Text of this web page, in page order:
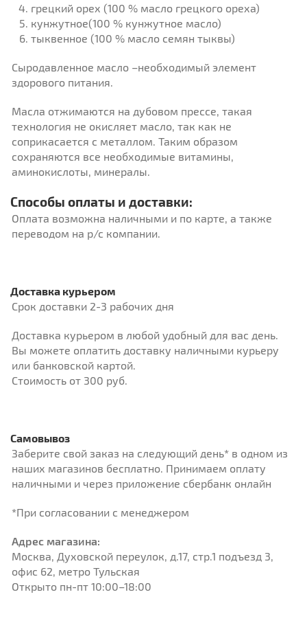
грецкий орех (100 % масло грецкого ореха)
кунжутное(100 % кунжутное масло)
тыквенное (100 % масло семян тыквы)
Сыродавленное масло –необходимый элемент
здорового питания.
Масла отжимаются на дубовом прессе, такая
технология не окисляет масло, так как не
соприкасается с металлом. Таким образом
сохраняются все необходимые витамины,
аминокислоты, минералы.
Способы оплаты и доставки:
Оплата возможна наличными и по карте, а также
переводом на р/с компании.
Доставка курьером
Срок доставки 2-3 рабочих дня
Доставка курьером в любой удобный для вас день.
Вы можете оплатить доставку наличными курьеру
или банковской картой.
Стоимость от 300 руб.
Самовывоз
Заберите свой заказ на следующий день* в одном из
наших магазинов бесплатно. Принимаем оплату
наличными и через приложение сбербанк онлайн
*При согласовании с менеджером
Адрес магазина:
Москва, Духовской переулок, д.17, стр.1 подъезд 3,
офис 62, метро Тульская
Открыто пн-пт 10:00–18:00